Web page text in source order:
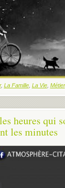
, La Famille, La Vie, Métier,
heures qui
les minutes